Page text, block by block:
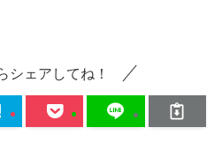
シェアしてね！